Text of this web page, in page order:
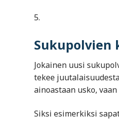
Sukupolvien
Jokainen uusi
tekee
ainoastaan usko, vaan
Siksi esimerkiksi